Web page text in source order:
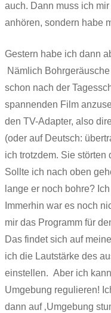
auch. Dann muss ich
anhören, sondern habe
Gestern habe ich dann
Nämlich
schon nach der
spannenden Film
den TV-Adapter, also
(oder auf Deutsch:
ich trotzdem. Sie störten
Sollte ich nach oben
lange er noch bohre?
Immerhin war es noch
mir das Programm für
Das findet sich auf
ich die Lautstärke des
einstellen. Aber ich
Umgebung regulieren!
dann auf ‚Umgebung